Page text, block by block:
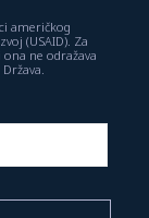
američkog
(USAID). Za
ne odražava